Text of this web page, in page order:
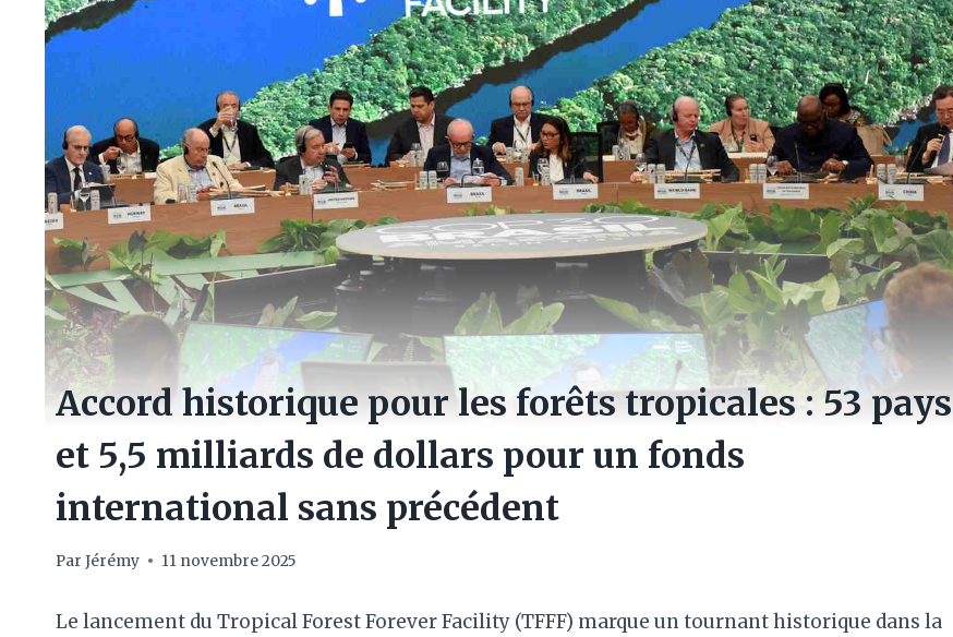
Accord historique pour les forêts tropicales : 53 pays
et 5,5 milliards de dollars pour un fonds
international sans précédent
Par Jérémy 11 novembre 2025
Le lancement du Tropical Forest Forever Facility (TFFF) marque un tournant historique dans la